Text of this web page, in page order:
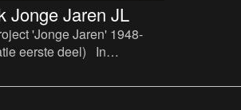
Jonge Jaren JL
'Jonge Jaren' 1948-
eerste deel) In